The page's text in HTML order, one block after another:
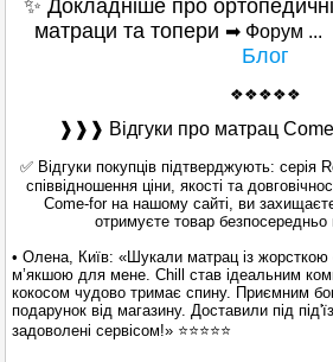
✨ Докладніше про ортопедичні
матраци та топери ➡ Форум ...
Блог
❖❖❖❖❖
❱❱❱ Відгуки про матрац
✅ Відгуки покупців підтверджують:
співвідношення ціни, якості та
Come-for на нашому сайті, ви
отримуєте товар безпосередньо
• Олена, Київ: «Шукали матрац із жорсткою
м’якшою для мене. Chill став ідеальним
кокосом чудово тримає спину. Приємним
подарунок від магазину. Доставили під
задоволені сервісом!» ⭐⭐⭐⭐⭐